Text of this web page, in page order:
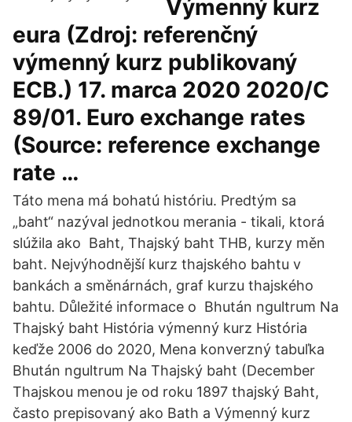
Výmenný kurz
eura (Zdroj: referenčný
výmenný kurz publikovaný
ECB.) 17. marca 2020 2020/C
89/01. Euro exchange rates
(Source: reference exchange
rate …
Táto mena má bohatú históriu. Predtým sa
„baht“ nazýval jednotkou merania - tikali, ktorá
slúžila ako Baht, Thajský baht THB, kurzy měn
baht. Nejvýhodnější kurz thajského bahtu v
bankách a směnárnách, graf kurzu thajského
bahtu. Důležité informace o Bhután ngultrum Na
Thajský baht História výmenný kurz História
keďže 2006 do 2020, Mena konverzný tabuľka
Bhután ngultrum Na Thajský baht (December
Thajskou menou je od roku 1897 thajský Baht,
často prepisovaný ako Bath a Výmenný kurz